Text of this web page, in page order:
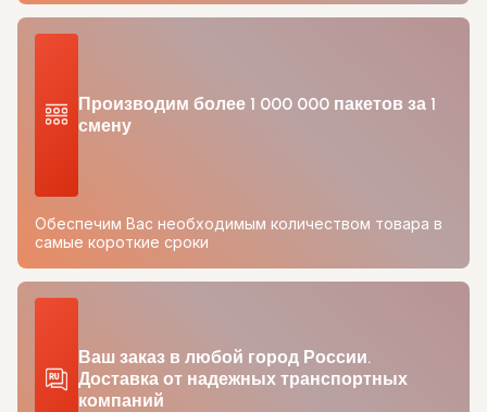
Производим более 1 000 000 пакетов за 1
смену
Обеспечим Вас необходимым количеством товара в
самые короткие сроки
Ваш заказ в любой город России.
Доставка от надежных транспортных
компаний